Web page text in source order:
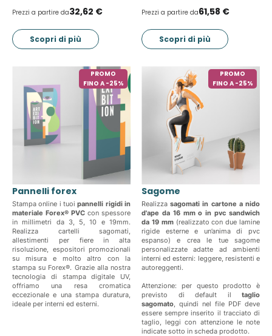
Prezzi a partire da32,62 €
Scopri di più
Prezzi a partire da61,58 €
Scopri di più
PROMO
FINO A -25%
Pannelli forex
Stampa online i tuoipannelli rigidi in
materiale Forex® PVC con spessore
in millimetri da 3, 5, 10 e 19mm.
Realizza cartelli sagomati,
allestimenti per fiere in alta
risoluzione, espositori promozionali
su misura e molto altro con la
stampa su Forex®. Grazie alla nostra
tecnologia di stampa digitale UV,
offriamo una resa cromatica
eccezionale e una stampa duratura,
ideale per interni ed esterni.
PROMO
FINO A -25%
Sagome
Realizzasagomati in cartone a nido
d'ape da 16 mm o in pvc sandwich
da 19 mm (realizzato con due lamine
rigide esterne e un’anima di pvc
espanso) e crea le tue sagome
personalizzate adatte ad ambienti
interni ed esterni: leggere, resistenti e
autoreggenti.
Attenzione: per questo prodotto è
previsto di default il taglio
sagomato, quindi nel file PDF deve
essere sempre inserito il tracciato di
taglio, leggi con attenzione le note
indicate sotto in scheda prodotto.